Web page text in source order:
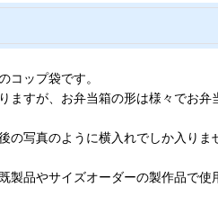
コップ袋です。
ますが、お弁当箱の形は様々でお
の写真のように横入れでしか入りま
製品やサイズオーダーの製作品で